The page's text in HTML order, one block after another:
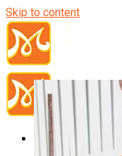
Skip to content